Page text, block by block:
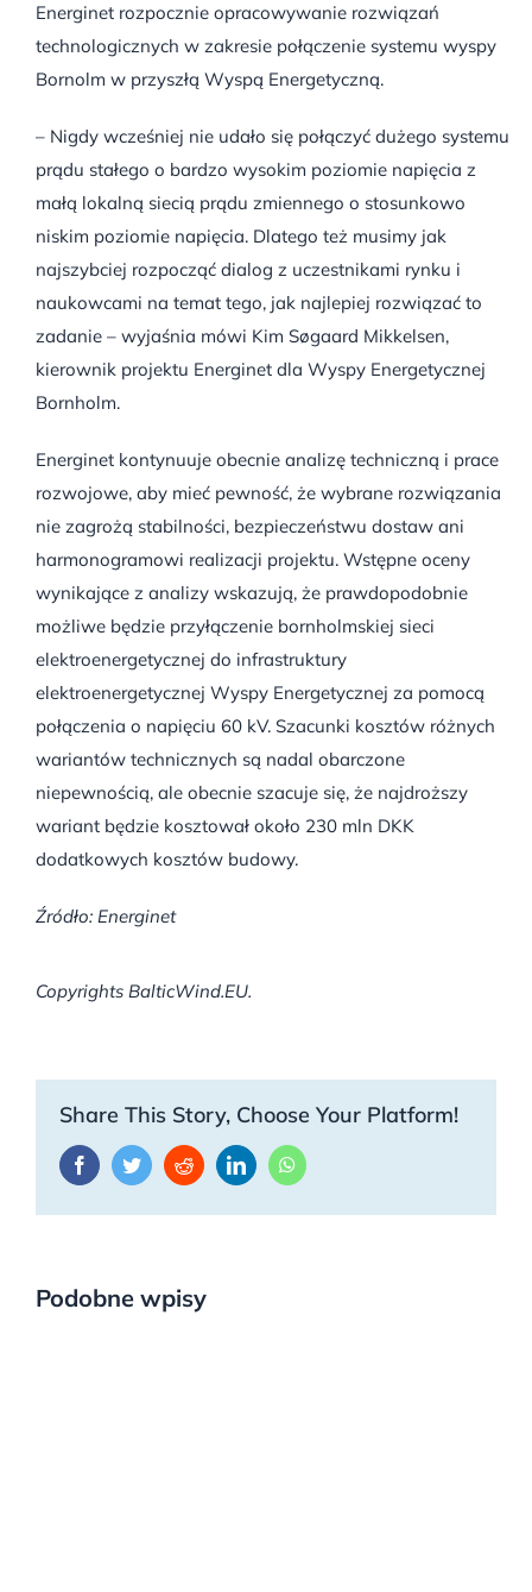
Energinet rozpocznie opracowywanie rozwiązań
technologicznych w zakresie połączenie systemu wyspy
Bornolm w przyszłą Wyspą Energetyczną.
– Nigdy wcześniej nie udało się połączyć dużego systemu
prądu stałego o bardzo wysokim poziomie napięcia z
małą lokalną siecią prądu zmiennego o stosunkowo
niskim poziomie napięcia. Dlatego też musimy jak
najszybciej rozpocząć dialog z uczestnikami rynku i
naukowcami na temat tego, jak najlepiej rozwiązać to
zadanie – wyjaśnia mówi Kim Søgaard Mikkelsen,
kierownik projektu Energinet dla Wyspy Energetycznej
Bornholm.
Energinet kontynuuje obecnie analizę techniczną i prace
rozwojowe, aby mieć pewność, że wybrane rozwiązania
nie zagrożą stabilności, bezpieczeństwu dostaw ani
harmonogramowi realizacji projektu. Wstępne oceny
wynikające z analizy wskazują, że prawdopodobnie
możliwe będzie przyłączenie bornholmskiej sieci
elektroenergetycznej do infrastruktury
elektroenergetycznej Wyspy Energetycznej za pomocą
połączenia o napięciu 60 kV. Szacunki kosztów różnych
wariantów technicznych są nadal obarczone
niepewnością, ale obecnie szacuje się, że najdroższy
wariant będzie kosztował około 230 mln DKK
dodatkowych kosztów budowy.
Źródło: Energinet
Copyrights BalticWind.EU.
Share This Story, Choose Your Platform!
FacebookTwitterRedditLinkedInWhatsApp
Podobne wpisy